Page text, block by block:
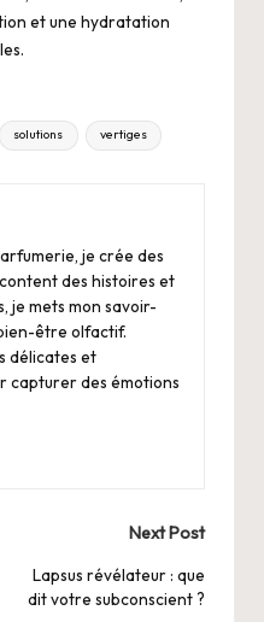
et une hydratation
solutions vertiges
je crée des
des histoires et
je mets mon savoir-
être olfactif.
délicates et
capturer des émotions
Next Post
Lapsus révélateur : que
dit votre subconscient ?